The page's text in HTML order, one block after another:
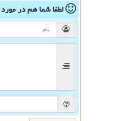
لطفا شما همدر